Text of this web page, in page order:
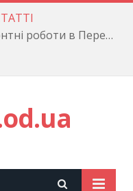
Енергетики завершили ремонтні роботи в Пересипському районі